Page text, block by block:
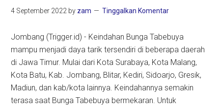
4 September 2022 by zam Tinggalkan Komentar
Jombang (Trigger.id) - Keindahan Bunga Tabebuya
mampu menjadi daya tarik tersendiri di beberapa daerah
di Jawa Timur. Mulai dari Kota Surabaya, Kota Malang,
Kota Batu, Kab. Jombang, Blitar, Kediri, Sidoarjo, Gresik,
Madiun, dan kab/kota lainnya. Keindahannya semakin
terasa saat Bunga Tabebuya bermekaran. Untuk